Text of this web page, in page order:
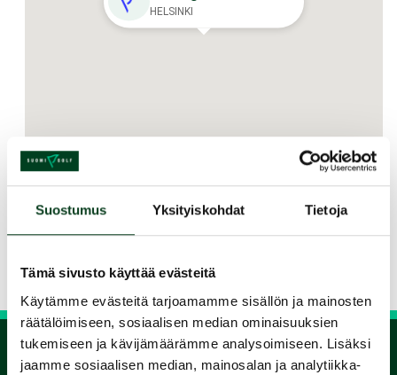
Suostumus Yksityiskohdat Tietoja
Tämä sivusto käyttää evästeitä
Käytämme evästeitä tarjoamamme sisällön ja mainosten
räätälöimiseen, sosiaalisen median ominaisuuksien
tukemiseen ja kävijämäärämme analysoimiseen. Lisäksi
jaamme sosiaalisen median, mainosalan ja analytiikka-
HELSINKI
Jaa kurssi kaverille
Siirry takaisin hakuun